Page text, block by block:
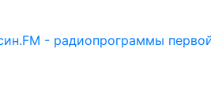
- радиопрограммы